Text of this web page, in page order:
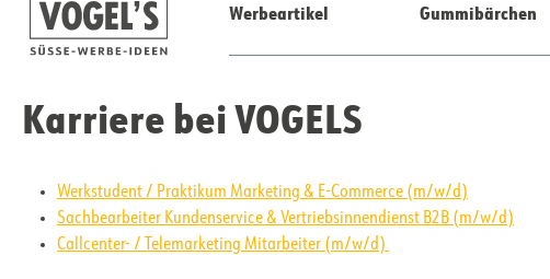
Werbeartikel Gummibärchen
Karriere bei VOGELS
Werkstudent / Praktikum Marketing & E-Commerce (m/w/d)
Sachbearbeiter Kundenservice & Vertriebsinnendienst B2B (m/w/d)
Callcenter- / Telemarketing Mitarbeiter (m/w/d)